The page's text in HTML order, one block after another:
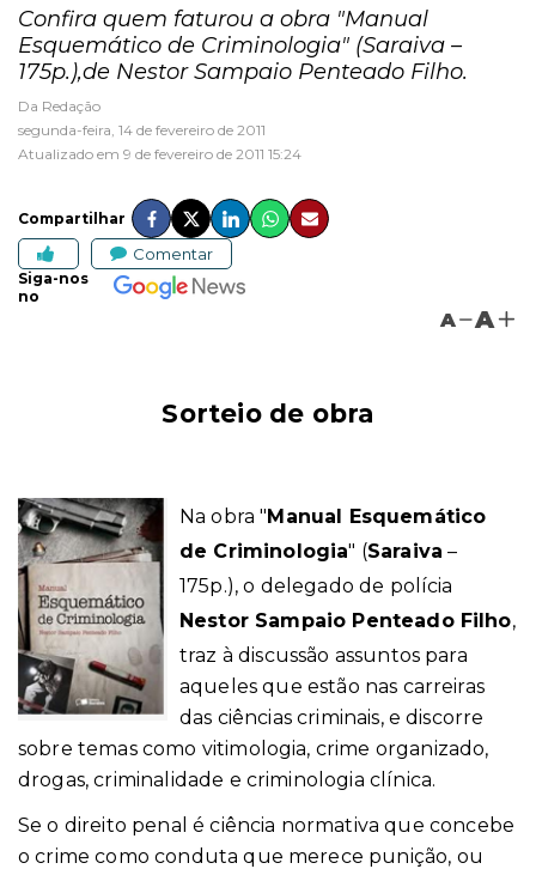
Confira quem faturou a obra "Manual
Esquemático de Criminologia" (Saraiva –
175p.),de Nestor Sampaio Penteado Filho.
Da Redação
segunda-feira, 14 de fevereiro de 2011
Atualizado em 9 de fevereiro de 2011 15:24
Compartilhar
Comentar
Siga-nos
no
A A
Sorteio de obra
Na obra "Manual Esquemático
de Criminologia" (Saraiva –
175p.), o delegado de polícia
Nestor Sampaio Penteado Filho,
traz à discussão assuntos para
aqueles que estão nas carreiras
das ciências criminais, e discorre
sobre temas como vitimologia, crime organizado,
drogas, criminalidade e criminologia clínica.
Se o direito penal é ciência normativa que concebe
o crime como conduta que merece punição, ou